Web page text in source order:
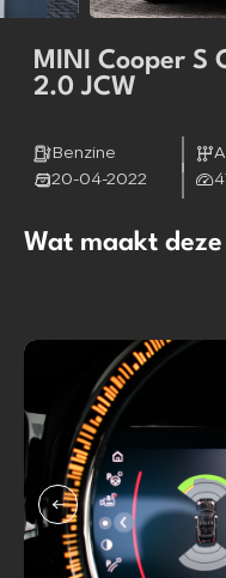
MINI Cooper S
2.0 JCW
Benzine
20-04-2022
Wat maakt